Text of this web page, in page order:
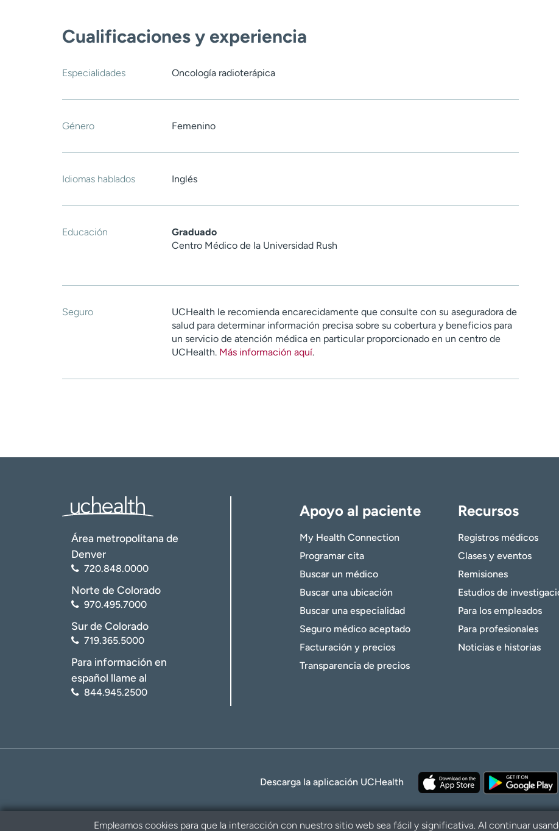
Cualificaciones y experiencia
Especialidades Oncología radioterápica
Género Femenino
Idiomas hablados Inglés
Educación
Graduado
Centro Médico de la Universidad Rush
Seguro
UCHealth le recomienda encarecidamente que consulte con su aseguradora de
salud para determinar información precisa sobre su cobertura y beneficios para
un servicio de atención médica en particular proporcionado en un centro de
UCHealth. Más información aquí.
Área metropolitana de
Denver
720.848.0000
Norte de Colorado
970.495.7000
Sur de Colorado
719.365.5000
Para información en
español llame al
844.945.2500
Apoyo al paciente
My Health Connection
Programar cita
Buscar un médico
Buscar una ubicación
Buscar una especialidad
Seguro médico aceptado
Facturación y precios
Transparencia de precios
Recursos
Registros médicos
Clases y eventos
Remisiones
Estudios de
Para los empleados
Para profesionales
Noticias e historias
Descarga la aplicación UCHealth
Empleamos cookies para que la interacción con nuestro sitio web sea fácil y significativa. Al continuar